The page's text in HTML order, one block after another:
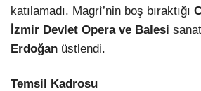
katılamadı. Magrì’nin boş bıraktığı
İzmir Devlet Opera ve Balesi
Erdoğan üstlendi.
Temsil Kadrosu